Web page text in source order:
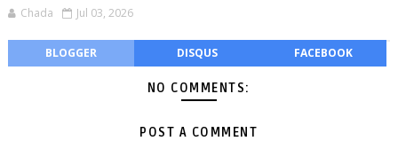
Chada Jul 03, 2026
BLOGGER DISQUS FACEBOOK
NO COMMENTS:
POST A COMMENT